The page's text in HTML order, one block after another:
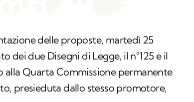
delle proposte, martedì 25
dei due Disegni di Legge, il n°125 e il
alla Quarta Commissione permanente
presieduta dallo stesso promotore,